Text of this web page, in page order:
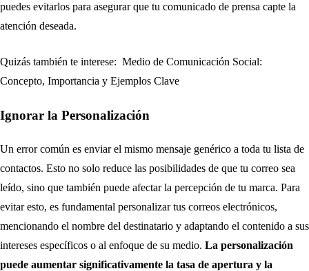
puedes evitarlos para asegurar que tu comunicado de prensa capte la
atención deseada.
Quizás también te interese: Medio de Comunicación Social:
Concepto, Importancia y Ejemplos Clave
Ignorar la Personalización
Un error común es enviar el mismo mensaje genérico a toda tu lista de
contactos. Esto no solo reduce las posibilidades de que tu correo sea
leído, sino que también puede afectar la percepción de tu marca. Para
evitar esto, es fundamental personalizar tus correos electrónicos,
mencionando el nombre del destinatario y adaptando el contenido a sus
intereses específicos o al enfoque de su medio. La personalización
puede aumentar significativamente la tasa de apertura y la